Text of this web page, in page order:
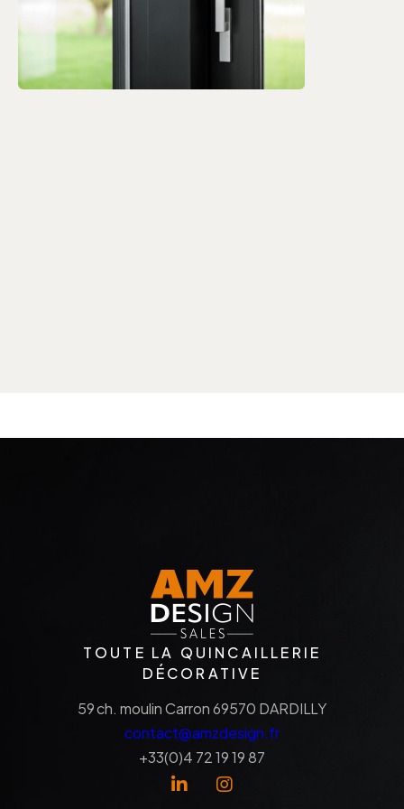
TOUTE LA QUINCAILLERIE
DÉCORATIVE
59 ch. moulin Carron 69570 DARDILLY​
contact@amzdesign.fr​
+33(0)4 72 19 19 87